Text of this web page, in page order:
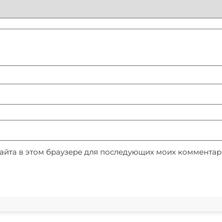
в этом браузере для последующих моих